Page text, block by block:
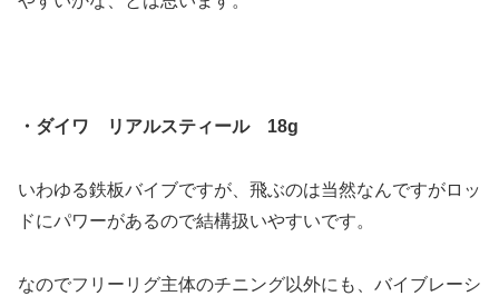
・ダイワ リアルスティール 18g
いわゆる鉄板バイブですが、飛ぶのは当然なんですがロッ
ドにパワーがあるので結構扱いやすいです。
なのでフリーリグ主体のチニング以外にも、バイブレーシ